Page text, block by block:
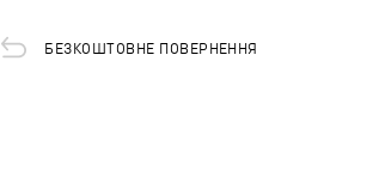
БЕЗКОШТОВНЕ ПОВЕРНЕННЯ